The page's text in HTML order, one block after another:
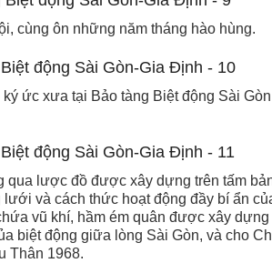
cùng ôn những năm tháng hào hùng.
ức xưa tại Bảo tàng Biệt động Sài Gòn
qua lược đồ được xây dựng trên tấm
và cách thức hoạt động đầy bí ẩn
vũ khí, hầm ém quân được xây dựng
biệt động giữa lòng Sài Gòn, và cho
Thân 1968.